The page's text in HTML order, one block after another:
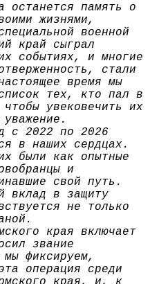
останется память о
жизнями,
военной
край сыграл
событиях, и многие
стали
время мы
тех, кто пал в
увековечить их
с 2022 по 2026
в наших сердцах.
были как опытные
и
свой путь.
вклад в защиту
не только
края включает
звание
фиксируем,
операция среди